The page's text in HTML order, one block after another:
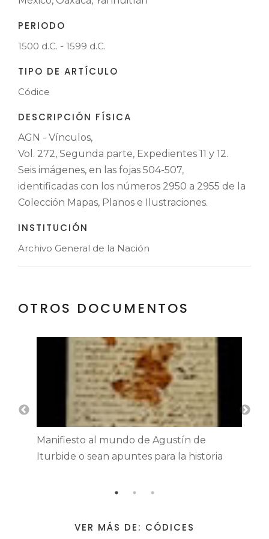
PERIODO
1500 d.C. - 1599 d.C.
TIPO DE ARTÍCULO
Códice
DESCRIPCIÓN FÍSICA
AGN - Vínculos,
Vol. 272, Segunda parte, Expedientes 11 y 12.
Seis imágenes, en las fojas 504-507,
identificadas con los números 2950 a 2955 de la
Colección Mapas, Planos e Ilustraciones.
INSTITUCIÓN
Archivo General de la Nación
OTROS DOCUMENTOS
Manifiesto al mundo de Agustín de
Iturbide o sean apuntes para la historia
VER MÁS DE: CÓDICES